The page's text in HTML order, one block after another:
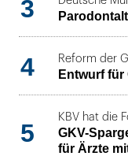
3
4 Reform der
Entwurf für
5
KBV hat die
GKV-
für Ärzte